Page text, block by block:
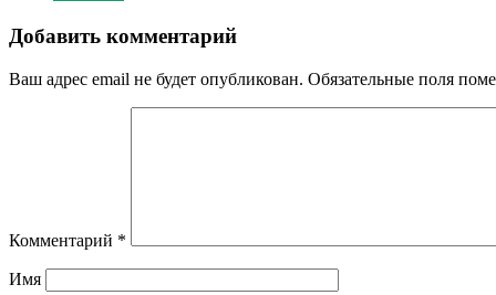
Добавить комментарий
Ваш адрес email не будет опубликован. Обязательные поля
Комментарий *
Имя